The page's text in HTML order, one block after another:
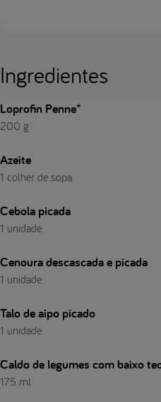
Ingredientes
Loprofin Penne*
200 g
Azeite
1 colher de sopa
Cebola picada
1 unidade
Cenoura descascada e picada
1 unidade
Talo de aipo picado
1 unidade
Caldo de legumes com baixo
175 ml